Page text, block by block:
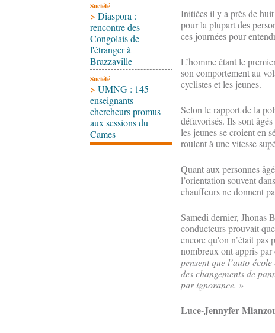
Société
> Diaspora :
rencontre des
Congolais de
l'étranger à
Brazzaville
Société
> UMNG : 145
enseignants-
chercheurs promus
aux sessions du
Cames
Initiées il y a près de
pour la plupart des
ces journées pour
L’homme étant le
son comportement au
cyclistes et les jeunes.
Selon le rapport de la
défavorisés. Ils sont
les jeunes se croient en
roulent à une vitesse
Quant aux personnes
l’orientation souvent
chauffeurs ne donnent
Samedi dernier, Jhonas
conducteurs prouvait
encore qu'on n’était pas
nombreux ont appris par
pensent que l’auto-
des changements de
par ignorance. »
Luce-Jennyfer